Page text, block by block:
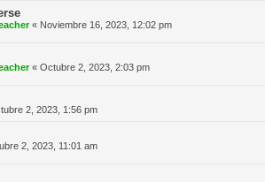
« Noviembre 16, 2023, 12:02 pm
« Octubre 2, 2023, 2:03 pm
2, 2023, 1:56 pm
2, 2023, 11:01 am